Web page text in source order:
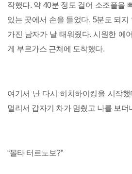
작했다. 약 40분 정도 걸어 소조폴을
있는 곳에서 손을 들었다. 5분도 되
가진 남자가 날 태워줬다. 시원한 에
게 부르가스 근처에 도착했다.
여기서 난 다시 히치하이킹을 시작
멀리서 갑자기 차가 멈췄고 나를 보더
“몰타 터르노보?”